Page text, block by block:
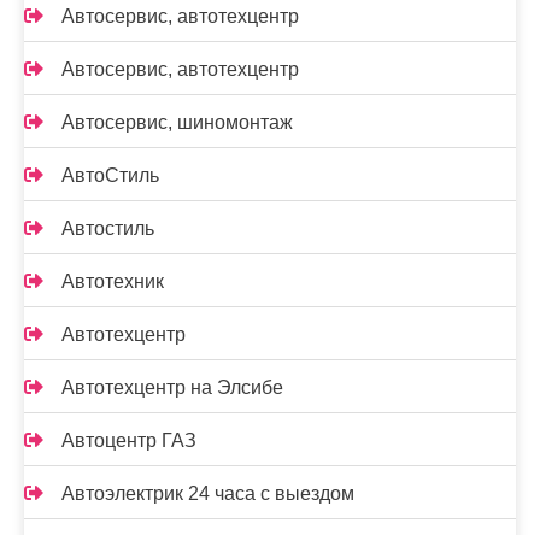
Автосервис, автотехцентр
Автосервис, автотехцентр
Автосервис, шиномонтаж
АвтоСтиль
Автостиль
Автотехник
Автотехцентр
Автотехцентр на Элсибе
Автоцентр ГАЗ
Автоэлектрик 24 часа с выездом